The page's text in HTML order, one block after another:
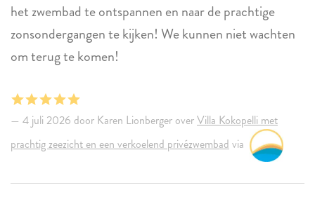
het zwembad te ontspannen en naar de prachtige
zonsondergangen te kijken! We kunnen niet wachten
om terug te komen!
4 juli 2026 door Karen Lionberger overVilla Kokopelli met
prachtig zeezicht en een verkoelend privézwembad via